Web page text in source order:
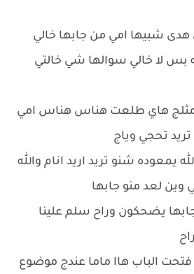
شبيها امي من جابها خالي
بس لا خالي سوالها شي خالتي
مثلج هاي طلعت هناس هناس امي
تحجي وياج
يمعوده شنو تريد اريد انام والله
وين لعد منو جابها
يضحكون وراح سلم علينا
الباب هاا ماما عندج موضوع